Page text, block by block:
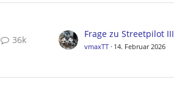
36k
Frage zu Streetpilot III
vmaxTT 14. Februar 2026